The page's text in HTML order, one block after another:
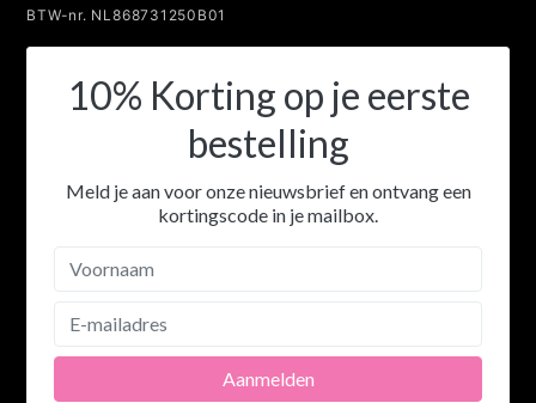
BTW-nr. NL868731250B01
10% Korting op je eerste
bestelling
Meld je aan voor onze nieuwsbrief en ontvang een
kortingscode in je mailbox.